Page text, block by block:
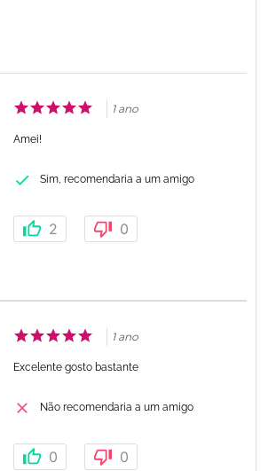
1 ano
Amei!
Sim, recomendaria a um amigo
2 0
1 ano
Excelente gosto bastante
Não recomendaria a um amigo
0 0